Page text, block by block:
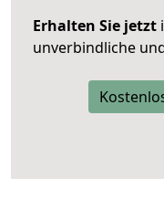
Erhalten Sie jetzt
unverbindliche